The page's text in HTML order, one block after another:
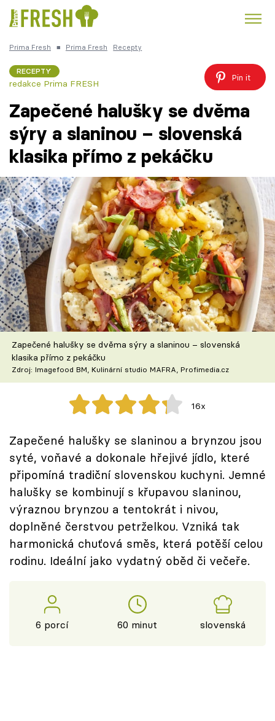
Česká kuchyně Čokoláda
Témata
Recepty
Články
TV Program
Škola vaření
Recepty z TV
Speciál: Cuketa
Těhotnej kuchař
Sledujte prima+
Přihlášení
Sledujte nás
Prima Fresh ■ Prima Fresh Recepty
RECEPTY
redakce Prima FRESH
Pin it
Zapečené halušky se dvěma
sýry a slaninou – slovenská
klasika přímo z pekáčku
Zapečené halušky se dvěma sýry a slaninou – slovenská
klasika přímo z pekáčku
Zdroj: Imagefood BM, Kulinární studio MAFRA, Profimedia.cz
16x
Zapečené halušky se slaninou a brynzou jsou
syté, voňavé a dokonale hřejivé jídlo, které
připomíná tradiční slovenskou kuchyni. Jemné
halušky se kombinují s křupavou slaninou,
výraznou brynzou a tentokrát i nivou,
doplněné čerstvou petrželkou. Vzniká tak
harmonická chuťová směs, která potěší celou
rodinu. Ideální jako vydatný oběd či večeře.
6 porcí 60 minut slovenská